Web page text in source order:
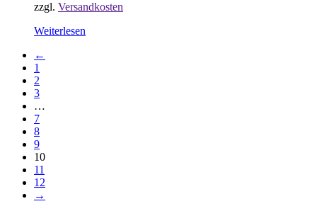
zzgl. Versandkosten
Weiterlesen
←
1
2
3
…
7
8
9
10
11
12
→